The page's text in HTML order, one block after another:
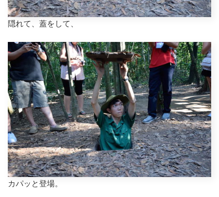
隠れて、蓋をして、
カパッと登場。